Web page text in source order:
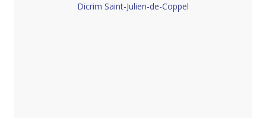
Dicrim Saint-Julien-de-Coppel